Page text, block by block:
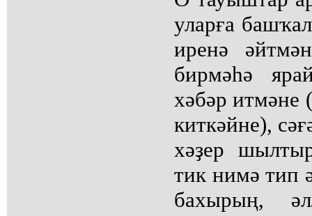
уларға
иренә
бирмәһә
хәбәр итмәне
киткәйне),
хәҙер
тик нимә тип
бахырың,